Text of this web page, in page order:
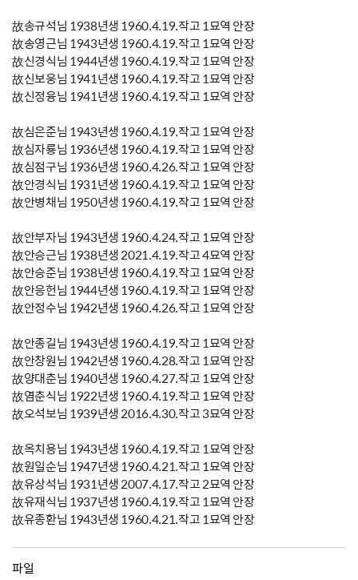
故송규석님 1938년생 1960.4.19.작고 1묘역 안장
故송영근님 1943년생 1960.4.19.작고 1묘역 안장
故신경식님 1944년생 1960.4.19.작고 1묘역 안장
故신보웅님 1941년생 1960.4.19.작고 1묘역 안장
故신정융님 1941년생 1960.4.19.작고 1묘역 안장
故심은준님 1943년생 1960.4.19.작고 1묘역 안장
故심자룡님 1936년생 1960.4.19.작고 1묘역 안장
故심점구님 1936년생 1960.4.26.작고 1묘역 안장
故안경식님 1931년생 1960.4.19.작고 1묘역 안장
故안병채님 1950년생 1960.4.19.작고 1묘역 안장
故안부자님 1943년생 1960.4.24.작고 1묘역 안장
故안승근님 1938년생 2021.4.19.작고 4묘역 안장
故안승준님 1938년생 1960.4.19.작고 1묘역 안장
故안응헌님 1944년생 1960.4.19.작고 1묘역 안장
故안정수님 1942년생 1960.4.26.작고 1묘역 안장
故안종길님 1943년생 1960.4.19.작고 1묘역 안장
故안창원님 1942년생 1960.4.28.작고 1묘역 안장
故양대춘님 1940년생 1960.4.27.작고 1묘역 안장
故염춘식님 1922년생 1960.4.19.작고 1묘역 안장
故오석보님 1939년생 2016.4.30.작고 3묘역 안장
故옥치용님 1943년생 1960.4.19.작고 1묘역 안장
故원일순님 1947년생 1960.4.21.작고 1묘역 안장
故유상석님 1931년생 2007.4.17.작고 2묘역 안장
故유재식님 1937년생 1960.4.19.작고 1묘역 안장
故유종환님 1943년생 1960.4.21.작고 1묘역 안장
파일